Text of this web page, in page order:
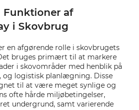
Funktioner af
i Skovbrug
en afgørende rolle i skovbrugets
bruges primært til at markere
i skovområder med henblik på
og logistisk planlægning. Disse
til at være meget synlige og
ofte hårde miljøbetingelser,
undergrund, samt varierende